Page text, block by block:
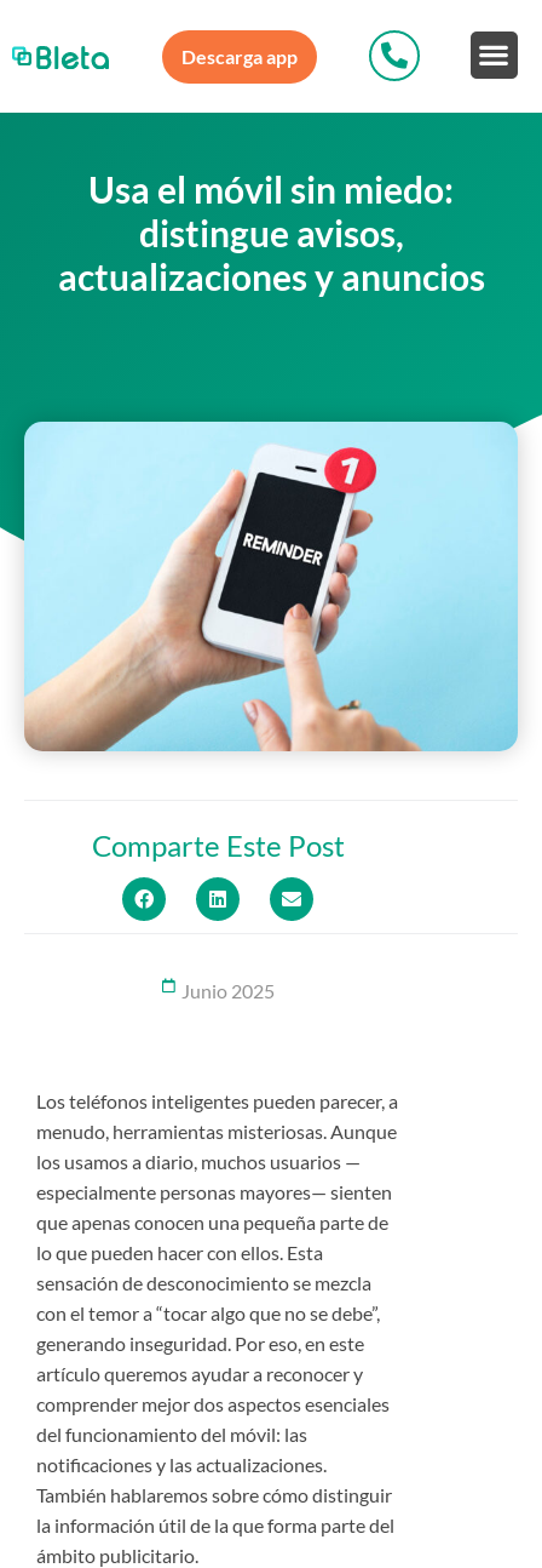
Descarga app
Usa el móvil sin miedo:
distingue avisos,
actualizaciones y anuncios
Comparte Este Post
Junio 2025
Los teléfonos inteligentes pueden parecer, a
menudo, herramientas misteriosas. Aunque
los usamos a diario, muchos usuarios —
especialmente personas mayores— sienten
que apenas conocen una pequeña parte de
lo que pueden hacer con ellos. Esta
sensación de desconocimiento se mezcla
con el temor a “tocar algo que no se debe”,
generando inseguridad. Por eso, en este
artículo queremos ayudar a reconocer y
comprender mejor dos aspectos esenciales
del funcionamiento del móvil: las
notificaciones y las actualizaciones.
También hablaremos sobre cómo distinguir
la información útil de la que forma parte del
ámbito publicitario.